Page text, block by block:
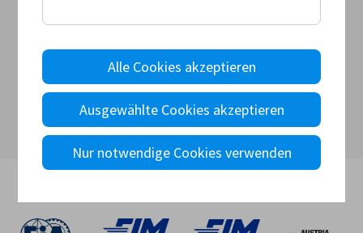
Alle Cookies akzeptieren
Ausgewählte Cookies akzeptieren
Nur notwendige Cookies verwenden